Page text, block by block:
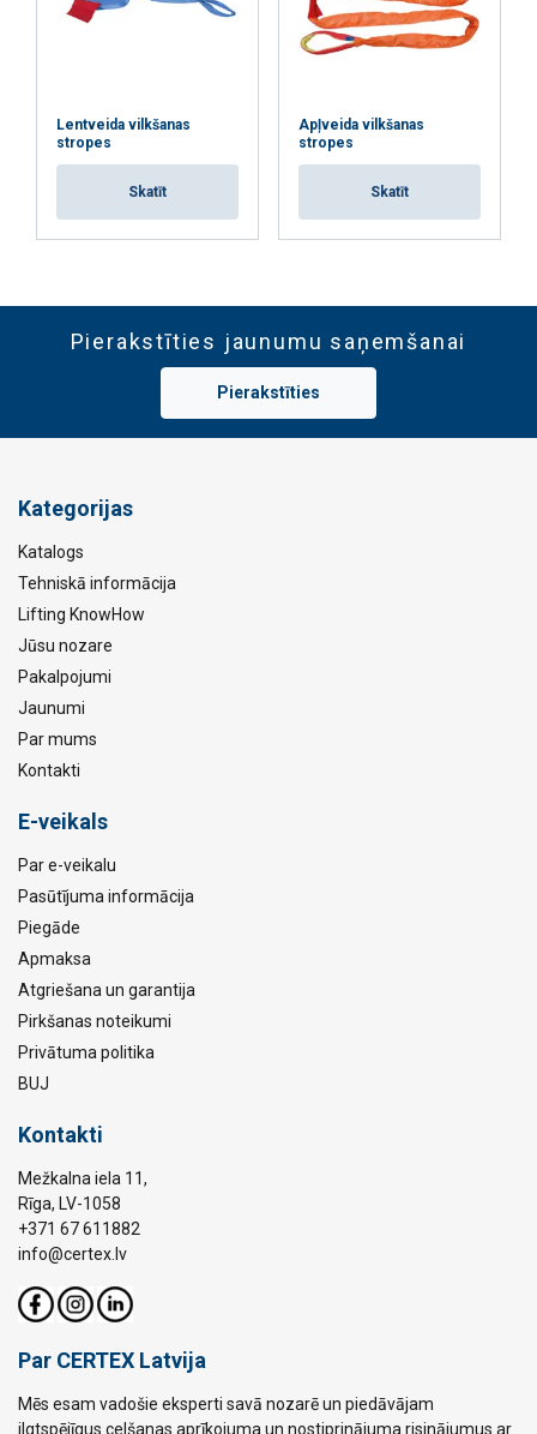
Lentveida vilkšanas
stropes
Skatīt
Apļveida vilkšanas
stropes
Skatīt
Pierakstīties jaunumu saņemšanai
Pierakstīties
Kategorijas
Katalogs
Tehniskā informācija
Lifting KnowHow
Jūsu nozare
Pakalpojumi
Jaunumi
Par mums
Kontakti
E-veikals
Par e-veikalu
Pasūtījuma informācija
Piegāde
Apmaksa
Atgriešana un garantija
Pirkšanas noteikumi
Privātuma politika
BUJ
Kontakti
Mežkalna iela 11,
Rīga, LV-1058
+371 67 611882
info@certex.lv
Par CERTEX Latvija
Mēs esam vadošie eksperti savā nozarē un piedāvājam
ilgtspējīgus celšanas aprīkojuma un nostiprinājuma risinājumus ar